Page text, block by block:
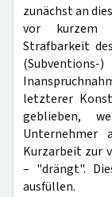
zunächst an
vor kurzem
Strafbarkeit
letzterer
geblieben,
Unternehmer
Kurzarbeit zur
– "drängt".
ausfüllen.